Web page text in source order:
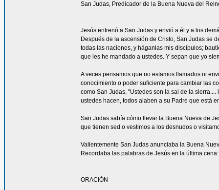
San Judas, Predicador de la Buena Nueva del
Jesús entrenó a San Judas y envió a él y a los
Después de la ascensión de Cristo, San Judas se
todas las naciones, y háganlas mis discípulos;
que les he mandado a ustedes. Y sepan que yo
A veces pensamos que no estamos llamados ni
conocimiento o poder suficiente para cambiar las
como San Judas, "Ustedes son la sal de la
ustedes hacen, todos alaben a su Padre que está
San Judas sabía cómo llevar la Buena Nueva de
que tienen sed o vestimos a los desnudos o
Valientemente San Judas anunciaba la Buena
Recordaba las palabras de Jesús en la última
ORACIÓN